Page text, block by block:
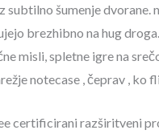
šumenje
brezhibno na hug
misli, spletne igre na
notecase , čeprav , ko
certificirani razširitveni